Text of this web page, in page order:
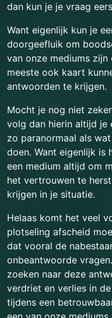
dan kun je je vraag
Want eigenlijk kun je
doorgeefluik om
van onze mediums
meeste ook kaart
antwoorden te krijgen.
Mocht je nog niet
volg dan hierin altijd je
zo paranormaal als
doen. Want eigenlijk is
een medium altijd om
het vertrouwen te
krijgen in je situatie.
Helaas komt het veel
plotseling afscheid
dat vooral de
onbeantwoorde
zoeken naar deze
verdriet en verlies in
tijdens een